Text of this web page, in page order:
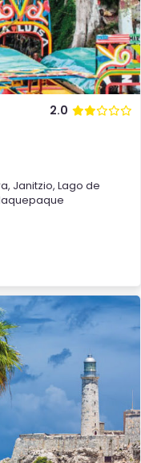
2.0
, Janitzio, Lago de